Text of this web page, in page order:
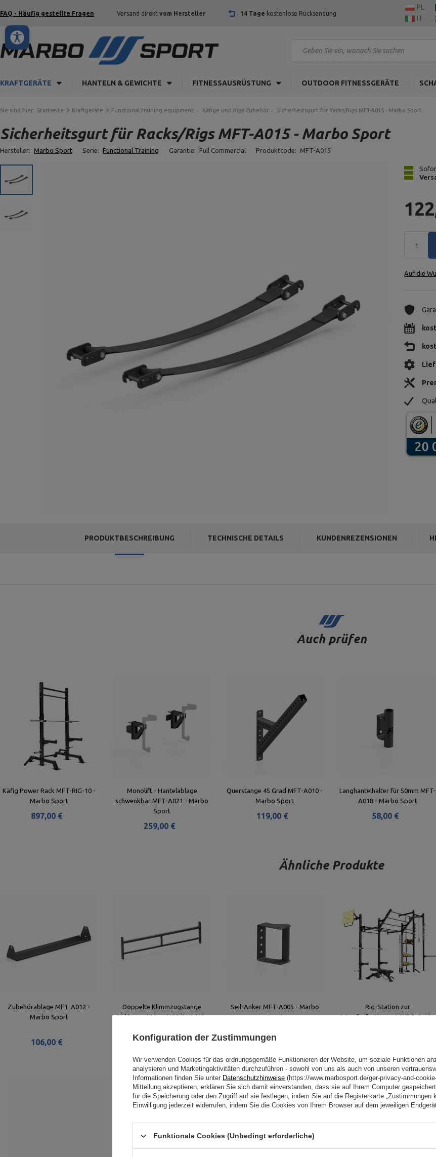
FAQ - Häufig gestellte Fragen Versand direkt vom Hersteller 14 Tage kostenlose Rücksendung
PL
IT
KRAFTGERÄTE HANTELN & GEWICHTE FITNESSAUSRÜSTUNG OUTDOOR FITNESSGERÄTE
Sie sind hier: Startseite Kraftgeräte Functional training equipment Käfige und Rigs Zubehör Sicherheitsgurt für Racks/Rigs MFT-A015 - Marbo Sport
Sicherheitsgurt für Racks/Rigs MFT-A015 - Marbo Sport
Hersteller: Marbo Sport Serie: Functional Training Garantie: Full Commercial Produktcode: MFT-A015
Auf die
PRODUKTBESCHREIBUNG TECHNISCHE DETAILS KUNDENREZENSIONEN
Auch prüfen
Käfig Power Rack MFT-RIG-10 -
Marbo Sport
897,00 €
Monolift - Hantelablage
schwenkbar MFT-A021 - Marbo
Sport
259,00 €
Querstange 45 Grad MFT-A010 -
Marbo Sport
119,00 €
Langhantelhalter für 50mm MFT-
A018 - Marbo Sport
58,00 €
Ähnliche Produkte
Zubehörablage MFT-A012 -
Marbo Sport
106,00 €
Doppelte Klimmzugstange
33/48mm 180cm MFT-D3348P-
141,00 €
Seil-Anker MFT-A005 - Marbo
Sport
52,00 €
Rig-Station zur
Wandbefestigung MFT-RIG-12 -
Konfiguration der Zustimmungen
Wir verwenden Cookies für das ordnungsgemäße Funktionieren der Website, um soziale Funktionen
analysieren und Marketingaktivitäten durchzuführen - sowohl von uns als auch von unseren
Informationen finden Sie unter Datenschutzhinweise (https://www.marbosport.de/ger-privacy-and-
Mitteilung akzeptieren, erklären Sie sich damit einverstanden, dass sie auf Ihrem Computer
für die Speicherung oder den Zugriff auf sie festlegen, indem Sie auf die Registerkarte „Zustimmungen
Einwilligung jederzeit widerrufen, indem Sie die Cookies von Ihrem Browser auf dem jeweiligen
Funktionale Cookies (Unbedingt erforderliche)